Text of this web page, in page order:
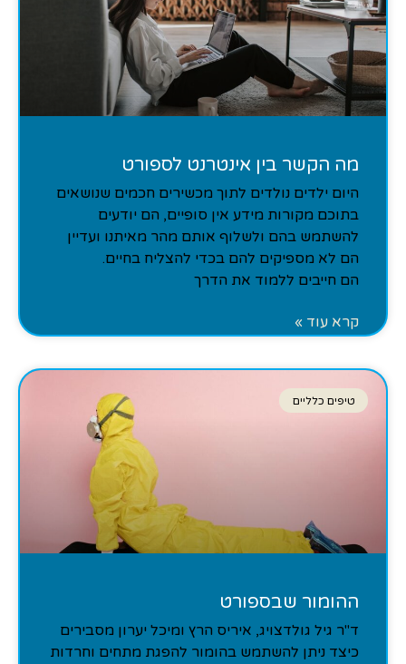
מה הקשר בין אינטרנט לספורט
היום ילדים נולדים לתוך מכשירים חכמים שנושאים
בתוכם מקורות מידע אין סופיים, הם יודעים
להשתמש בהם ולשלוף אותם מהר מאיתנו ועדיין
הם לא מספיקים להם בכדי להצליח בחיים.
הם חייבים ללמוד את הדרך
קרא עוד »
טיפים כלליים
ההומור שבספורט
ד"ר גיל גולדצויג, איריס הרץ ומיכל יערון מסבירים
כיצד ניתן להשתמש בהומור להפגת מתחים וחרדות